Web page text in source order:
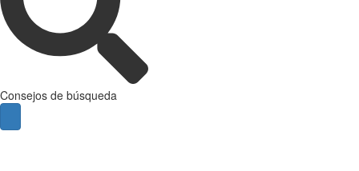
Consejos de búsqueda